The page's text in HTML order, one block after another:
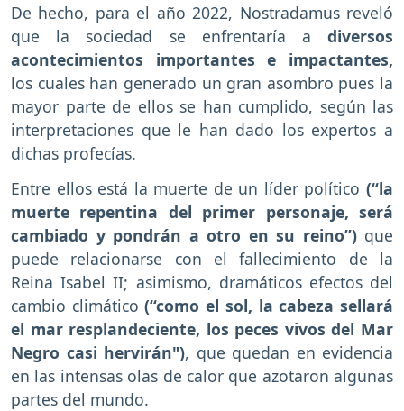
De hecho, para el año 2022, Nostradamus reveló
que la sociedad se enfrentaría a diversos
acontecimientos importantes e impactantes,
los cuales han generado un gran asombro pues la
mayor parte de ellos se han cumplido, según las
interpretaciones que le han dado los expertos a
dichas profecías.
Entre ellos está la muerte de un líder político (“la
muerte repentina del primer personaje, será
cambiado y pondrán a otro en su reino”)que
puede relacionarse con el fallecimiento de la
Reina Isabel II; asimismo, dramáticos efectos del
cambio climático(“como el sol, la cabeza sellará
el mar resplandeciente, los peces vivos del Mar
Negro casi hervirán"), que quedan en evidencia
en las intensas olas de calor que azotaron algunas
partes del mundo.